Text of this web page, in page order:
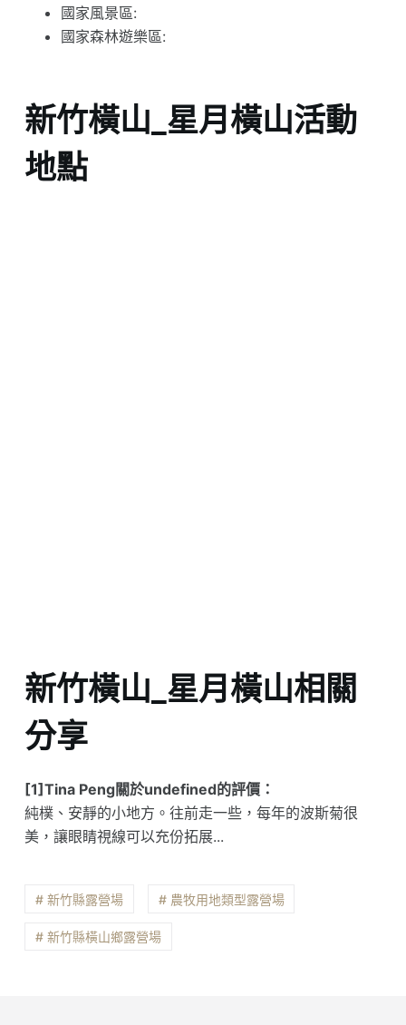
國家風景區:
國家森林遊樂區:
新竹橫山_星月橫山活動
地點
新竹橫山_星月橫山相關
分享
[1]Tina Peng關於undefined的評價：
純樸、安靜的小地方。往前走一些，每年的波斯菊很
美，讓眼睛視線可以充份拓展...
# 新竹縣露營場 # 農牧用地類型露營場
# 新竹縣橫山鄉露營場